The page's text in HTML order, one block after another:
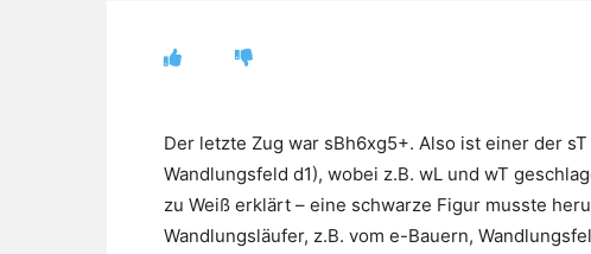
Der letzte Zug war sBh6xg5+. Also ist einer der
Wandlungsfeld d1), wobei z.B. wL und wT
zu Weiß erklärt – eine schwarze Figur musste
Wandlungsläufer, z.B. vom e-Bauern,